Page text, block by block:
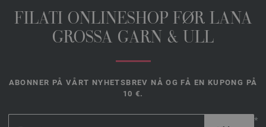
FILATI ONLINESHOP FØR LANA
GROSSA GARN & ULL
ABONNER PÅ VÅRT NYHETSBREV NÅ OG FÅ EN KUPONG PÅ
10 €.
*